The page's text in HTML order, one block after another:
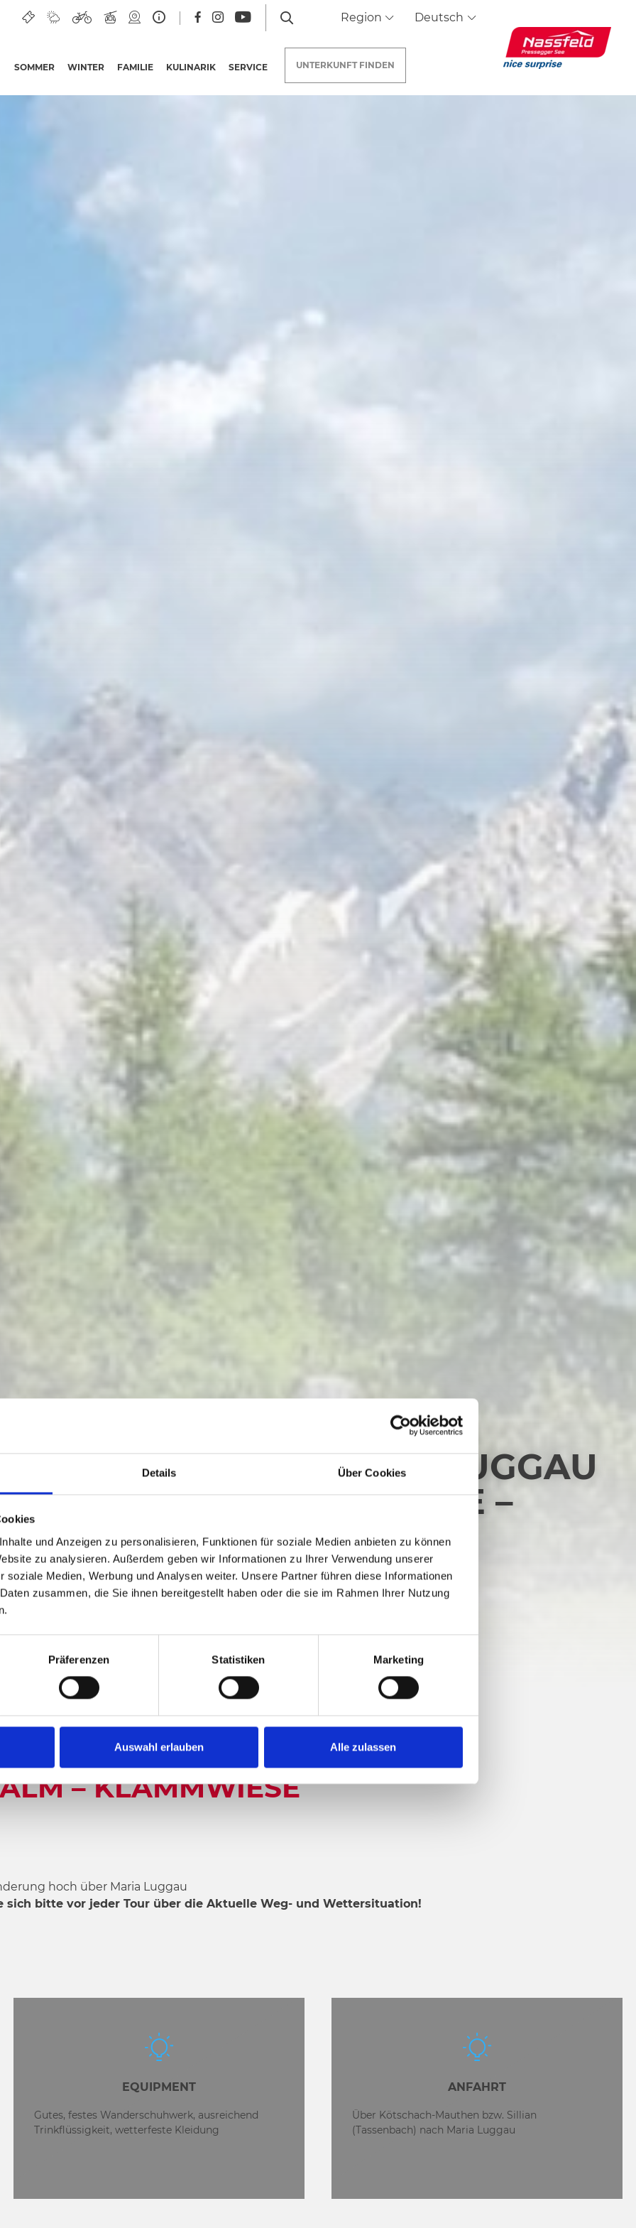
Details Über Cookies
und Anzeigen zu personalisieren, Funktionen für soziale Medien anbieten zu können
zu analysieren. Außerdem geben wir Informationen zu Ihrer Verwendung unserer
soziale Medien, Werbung und Analysen weiter. Unsere Partner führen diese Informationen
zusammen, die Sie ihnen bereitgestellt haben oder die sie im Rahmen Ihrer Nutzung
Präferenzen Statistiken Marketing
Auswahl erlauben Alle zulassen
Region Deutsch
SOMMER WINTER FAMILIE KULINARIK SERVICE UNTERKUNFT FINDEN
– Maria Luggau
MARIA LUGGAU
SAMALM – KLAMMWIESE –
LUGGAU –
– KLAMMWIESE
hoch über Maria Luggau
sich bitte vor jeder Tour über die Aktuelle Weg- und Wettersituation!
EQUIPMENT
Gutes, festes Wanderschuhwerk, ausreichend
Trinkflüssigkeit, wetterfeste Kleidung
ANFAHRT
Über Kötschach-Mauthen bzw. Sillian
(Tassenbach) nach Maria Luggau